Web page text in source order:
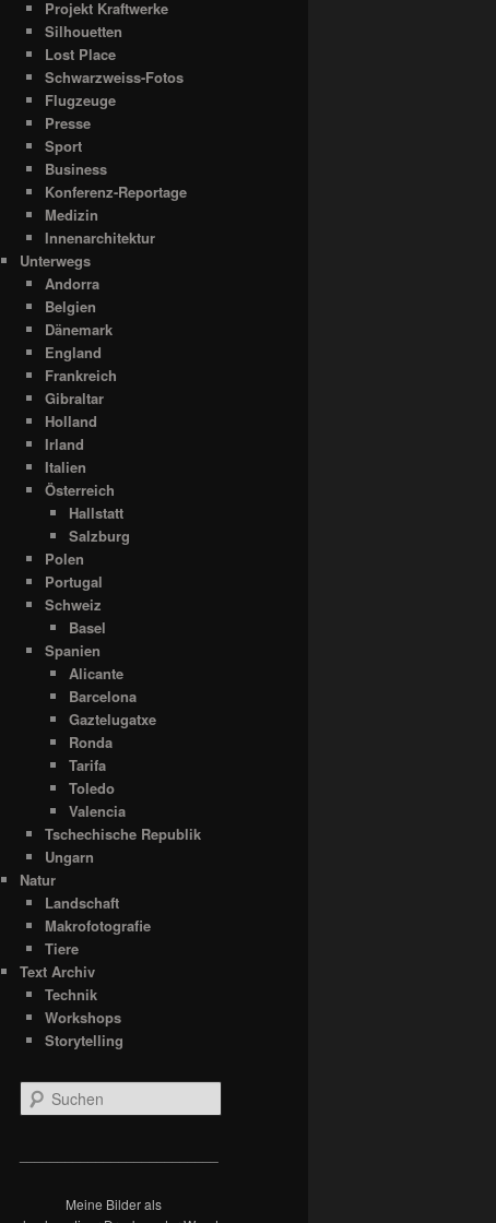
Projekt Kraftwerke
Silhouetten
Lost Place
Schwarzweiss-Fotos
Flugzeuge
Presse
Sport
Business
Konferenz-Reportage
Medizin
Innenarchitektur
Unterwegs
Andorra
Belgien
Dänemark
England
Frankreich
Gibraltar
Holland
Irland
Italien
Österreich
Hallstatt
Salzburg
Polen
Portugal
Schweiz
Basel
Spanien
Alicante
Barcelona
Gaztelugatxe
Ronda
Tarifa
Toledo
Valencia
Tschechische Republik
Ungarn
Natur
Landschaft
Makrofotografie
Tiere
Text Archiv
Technik
Workshops
Storytelling
u
Meine Bilder als